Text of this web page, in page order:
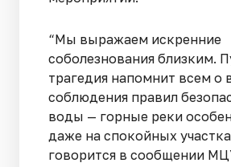
“Мы выражаем искренние
соболезнования близким.
трагедия напомнит всем о
соблюдения правил
воды — горные реки
даже на спокойных
говорится в сообщении